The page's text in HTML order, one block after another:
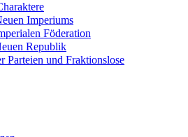
Imperiums
Föderation
Republik
und Fraktionslose